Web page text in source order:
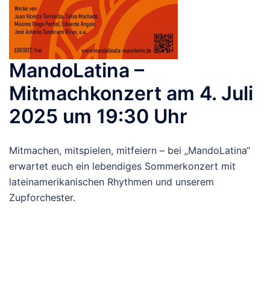
MandoLatina –
Mitmachkonzert am 4. Juli
2025 um 19:30 Uhr
Mitmachen, mitspielen, mitfeiern – bei „MandoLatina“
erwartet euch ein lebendiges Sommerkonzert mit
lateinamerikanischen Rhythmen und unserem
Zupforchester.